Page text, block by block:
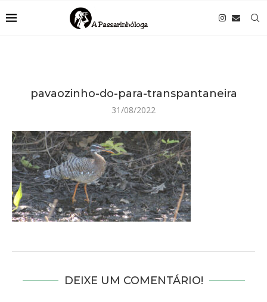
pavaozinho-do-para-transpantaneira
31/08/2022
DEIXE UM COMENTÁRIO!